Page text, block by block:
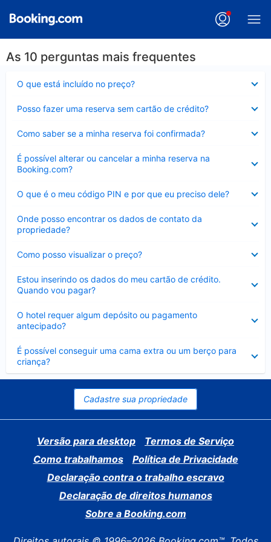
As 10 perguntas mais frequentes
O que está incluído no preço?
Posso fazer uma reserva sem cartão de crédito?
Como saber se a minha reserva foi confirmada?
É possível alterar ou cancelar a minha reserva na
Booking.com?
Contraído
O que é o meu código PIN e por que eu preciso dele?
Onde posso encontrar os dados de contato da
propriedade?
Como posso visualizar o preço?
Estou inserindo os dados do meu cartão de crédito.
Quando vou pagar?
O hotel requer algum depósito ou pagamento
antecipado?
É possível conseguir uma cama extra ou um berço para
criança?
Contraído
Cadastre sua propriedade
Versão para desktop
Termos de Serviço
Como trabalhamos
Política de Privacidade
Declaração contra o trabalho escravo
Declaração de direitos humanos
Sobre a Booking.com